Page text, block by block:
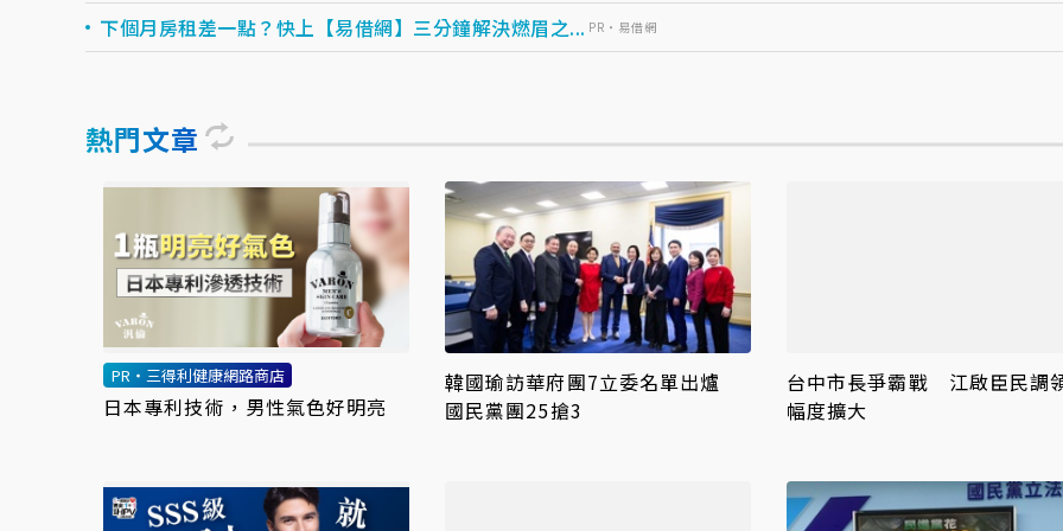
下個月房租差一點？快上【易借網】三分鐘解決燃眉之... PR・易借網
熱門文章
PR・三得利健康網路商店
日本專利技術，男性氣色好明亮
韓國瑜訪華府團7立委名單出爐
國民黨團25搶3
台中市長爭霸戰 江啟臣民調
幅度擴大